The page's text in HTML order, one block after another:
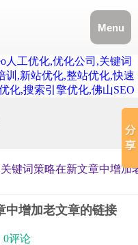
Menu
键词策略‍‍在新文章中增加
中增加老文章的链接
0评论